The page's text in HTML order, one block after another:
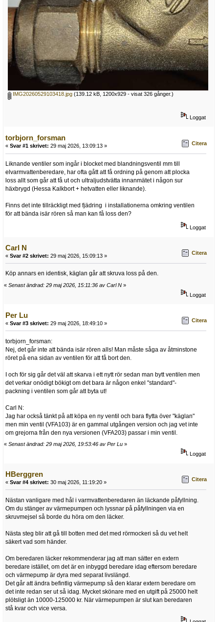
IMG20260529103418.jpg (139.12 kB, 1200x929 - visat 326 gånger.)
Loggat
torbjorn_forsman
« Svar #1 skrivet: 29 maj 2026, 13:09:13 » Citera
Liknande ventiler som ingår i blocket med blandningsventil mm till
elvarmvattenberedare, har ofta gått att få ordning på genom att plocka
loss allt som går att få ut och ultraljudstvätta innanmätet i någon sur
häxbrygd (Hessa Kalkbort + hetvatten eller liknande).
Finns det inte tillräckligt med fjädring i installationerna omkring ventilen
för att bända isär rören så man kan få loss den?
Loggat
Carl N
« Svar #2 skrivet: 29 maj 2026, 15:09:13 » Citera
Köp annars en identisk, käglan går att skruva loss på den.
« Senast ändrad: 29 maj 2026, 15:11:36 av Carl N »
Loggat
Per Lu
« Svar #3 skrivet: 29 maj 2026, 18:49:10 » Citera
torbjorn_forsman:
Nej, det går inte att bända isär rören alls! Man måste såga av åtminstone
röret på ena sidan av ventilen för att få bort den.
I och för sig går det väl att skarva i ett nytt rör sedan man bytt ventilen men
det verkar onödigt bökigt om det bara är någon enkel "standard"-
packning i ventilen som går att byta ut!
Carl N:
Jag har också tänkt på att köpa en ny ventil och bara flytta över "käglan"
men min ventil (VFA103) är en gammal utgången version och jag vet inte
om grejorna från den nya versionen (VFA203) passar i min ventil.
« Senast ändrad: 29 maj 2026, 19:53:46 av Per Lu »
Loggat
HBerggren
« Svar #4 skrivet: 30 maj 2026, 11:19:20 » Citera
Nästan vanligare med hål i varmvattenberedaren än läckande påfyllning.
Om du stänger av värmepumpen och lyssnar på påfyllningen via en
skruvmejsel så borde du höra om den läcker.
Nästa steg blir att gå till botten med det med rörmockeri så du vet helt
säkert vad som händer.
Om beredaren läcker rekommenderar jag att man sätter en extern
beredare istället, om det är en inbyggd beredare idag eftersom beredare
och värmepump är dyra med separat livslängd.
Det går att ändra befintlig värmepump så den klarar extern beredare om
det inte redan ser ut så idag. Mycket skönare med en utgift på 25000 helt
plötsligt än 10000-125000 kr. När värmepumpen är slut kan beredaren
stå kvar och vice versa.